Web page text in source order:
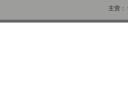
主营：